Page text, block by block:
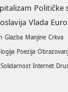
Političke
Vlada
Glazba Manjine Crkva
Poezija
Solidarnost Internet